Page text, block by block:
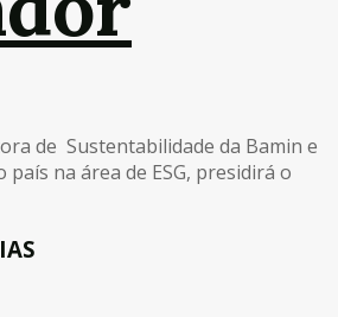
de Sustentabilidade da Bamin e
na área de ESG, presidirá o